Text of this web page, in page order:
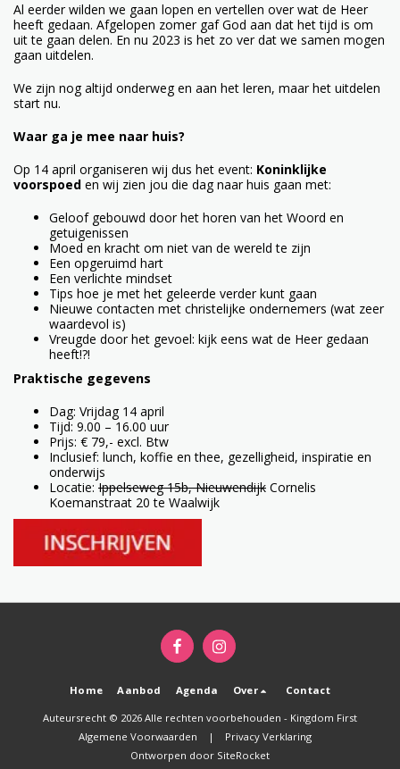
Al eerder wilden we gaan lopen en vertellen over wat de Heer
heeft gedaan. Afgelopen zomer gaf God aan dat het tijd is om
uit te gaan delen. En nu 2023 is het zo ver dat we samen mogen
gaan uitdelen.
We zijn nog altijd onderweg en aan het leren, maar het uitdelen
start nu.
Waar ga je mee naar huis?
Op 14 april organiseren wij dus het event: Koninklijke
voorspoed en wij zien jou die dag naar huis gaan met:
Geloof gebouwd door het horen van het Woord en
getuigenissen
Moed en kracht om niet van de wereld te zijn
Een opgeruimd hart
Een verlichte mindset
Tips hoe je met het geleerde verder kunt gaan
Nieuwe contacten met christelijke ondernemers (wat zeer
waardevol is)
Vreugde door het gevoel: kijk eens wat de Heer gedaan
heeft!?!
Praktische gegevens
Dag: Vrijdag 14 april
Tijd: 9.00 – 16.00 uur
Prijs: € 79,- excl. Btw
Inclusief: lunch, koffie en thee, gezelligheid, inspiratie en
onderwijs
Locatie: Ippelseweg 15b, Nieuwendijk Cornelis
Koemanstraat 20 te Waalwijk
Home Aanbod Agenda Over Contact
Auteursrecht © 2026 Alle rechten voorbehouden - Kingdom First
Algemene Voorwaarden | Privacy Verklaring
Ontworpen door SiteRocket